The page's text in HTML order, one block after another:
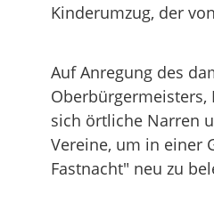
Kinderumzug, der
Auf Anregung des
Oberbürgermeisters,
sich örtliche Narren
Vereine, um in einer
Fastnacht" neu zu